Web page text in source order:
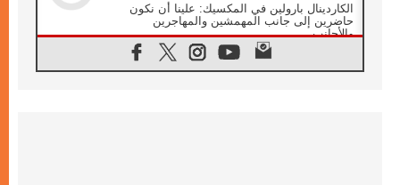
الكاردينال بارولين في المكسيك: علينا أن نكون
حاضرين إلى جانب المهمشين والمهاجرين
والأجانب
البابا لاوُن الرابع عشر للشباب في أسيزي: